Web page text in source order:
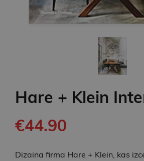
Hare + Klein
€44.90
Dizaina firma Hare + Klein, kas